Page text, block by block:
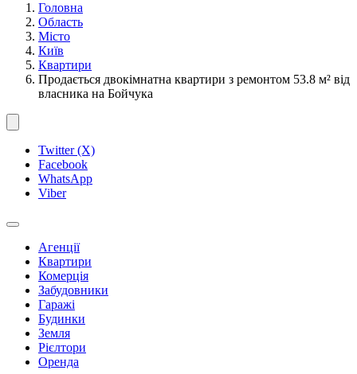
Головна
Область
Місто
Київ
Квартири
Продається двокімнатна квартири з ремонтом 53.8 м² від
власника на Бойчука
Twitter (X)
Facebook
WhatsApp
Viber
Агенції
Квартири
Комерція
Забудовники
Гаражі
Будинки
Земля
Рієлтори
Оренда